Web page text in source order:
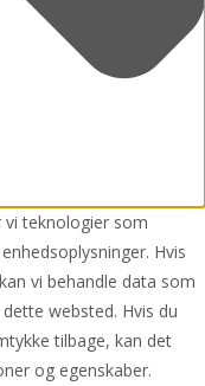
vi teknologier som
Hvis
vi behandle data som
websted. Hvis du
tilbage, kan det
og egenskaber.